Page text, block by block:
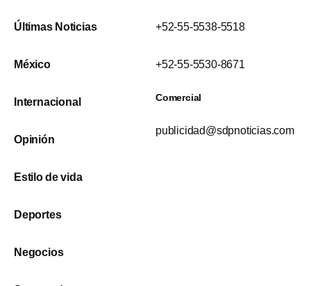
Últimas Noticias
México
Internacional
Opinión
Estilo de vida
Deportes
Negocios
+52-55-5538-5518
+52-55-5530-8671
Comercial
publicidad@sdpnoticias.com